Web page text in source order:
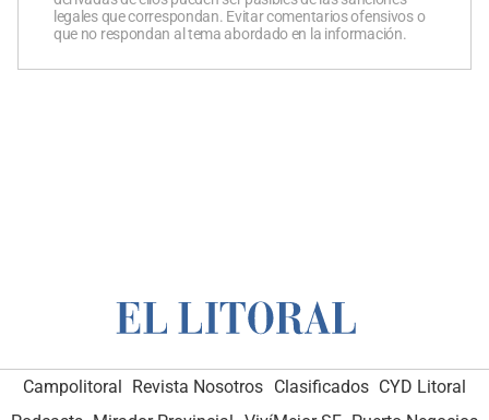
legales que correspondan. Evitar comentarios ofensivos o
que no respondan al tema abordado en la información.
Campolitoral Revista Nosotros Clasificados CYD Litoral